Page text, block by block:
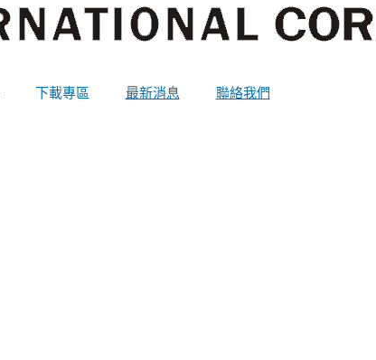
下載專區 最新消息 聯絡我們